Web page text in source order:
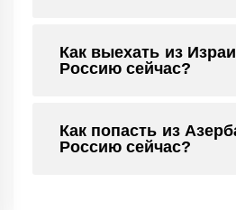
Как выехать из
Россию сейчас?
Как попасть из
Россию сейчас?